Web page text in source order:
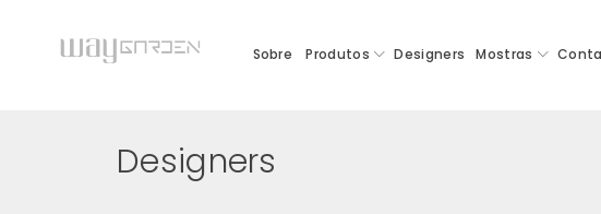
Sobre Produtos Designers Mostras
Designers